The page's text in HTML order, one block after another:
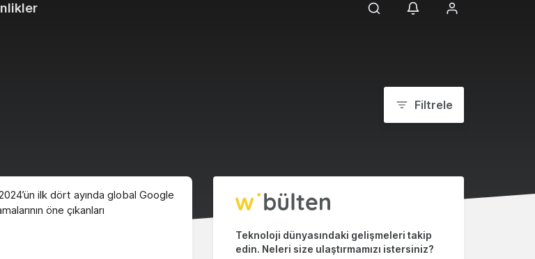
Filtrele
Teknoloji dünyasındaki gelişmeleri takip
edin. Neleri size ulaştırmamızı istersiniz?